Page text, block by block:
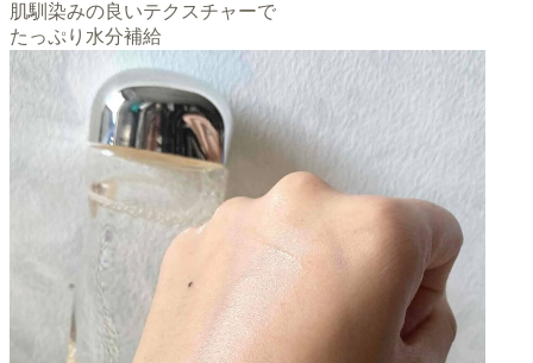
肌馴染みの良いテクスチャーで
たっぷり水分補給